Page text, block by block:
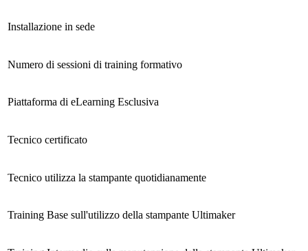
Installazione in sede
Numero di sessioni di training formativo
Piattaforma di eLearning Esclusiva
Tecnico certificato
Tecnico utilizza la stampante quotidianamente
Training Base sull'utilizzo della stampante Ultimaker